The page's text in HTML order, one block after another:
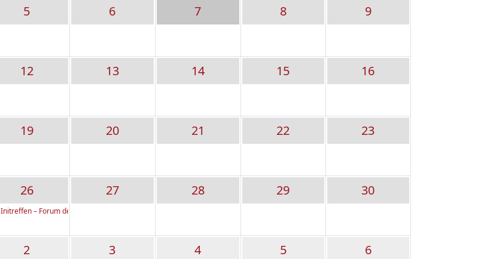
5 6 7 8 9
12 13 14 15 16
19 20 21 22 23
26
Initreffen – Forum der ELTERN aus Elterninitiativen und selbstverwalteten Kitas
27 28 29 30
2 3 4 5 6